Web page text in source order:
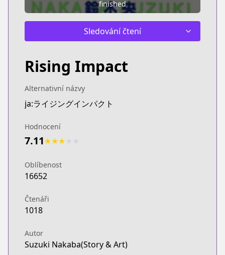
finished
Sledování čtení
Rising Impact
Alternativní názvy
ja:ライジングインパクト
Hodnocení
7.11★★★
Oblíbenost
16652
Čtenáři
1018
Autor
Suzuki Nakaba(Story & Art)